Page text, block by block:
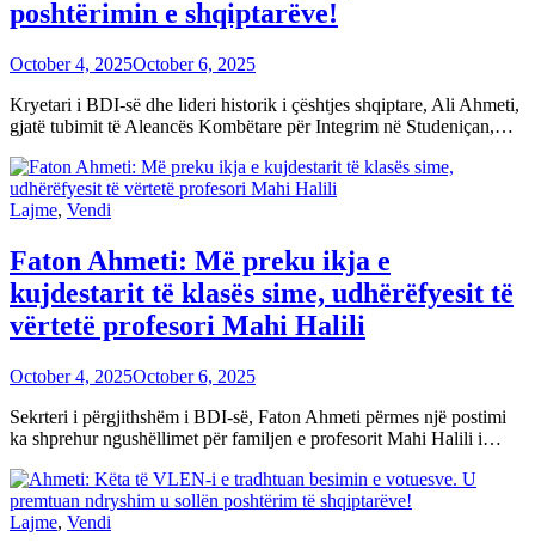
poshtërimin e shqiptarëve!
October 4, 2025October 6, 2025
Kryetari i BDI-së dhe lideri historik i çështjes shqiptare, Ali Ahmeti,
gjatë tubimit të Aleancës Kombëtare për Integrim në Studeniçan,…
Lajme, Vendi
Faton Ahmeti: Më preku ikja e
kujdestarit të klasës sime, udhërëfyesit të
vërtetë profesori Mahi Halili
October 4, 2025October 6, 2025
Sekrteri i përgjithshëm i BDI-së, Faton Ahmeti përmes një postimi
ka shprehur ngushëllimet për familjen e profesorit Mahi Halili i…
Lajme, Vendi